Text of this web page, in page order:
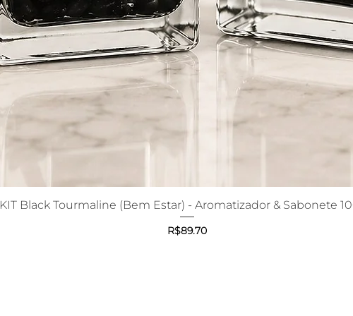
Quick View
KIT Black Tourmaline (Bem Estar) - Aromatizador & Sabonete
Price
R$89.70